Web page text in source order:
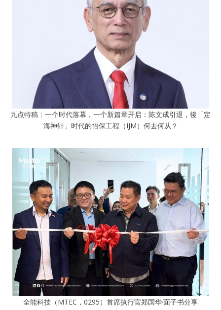
九点特稿︱一个时代落幕，一个新篇章开启：陈文成引退，後「定
海神针」时代的怡保工程（IJM）何去何从？
全能科技（MTEC，0295）首席执行官郑国华·面子书分享